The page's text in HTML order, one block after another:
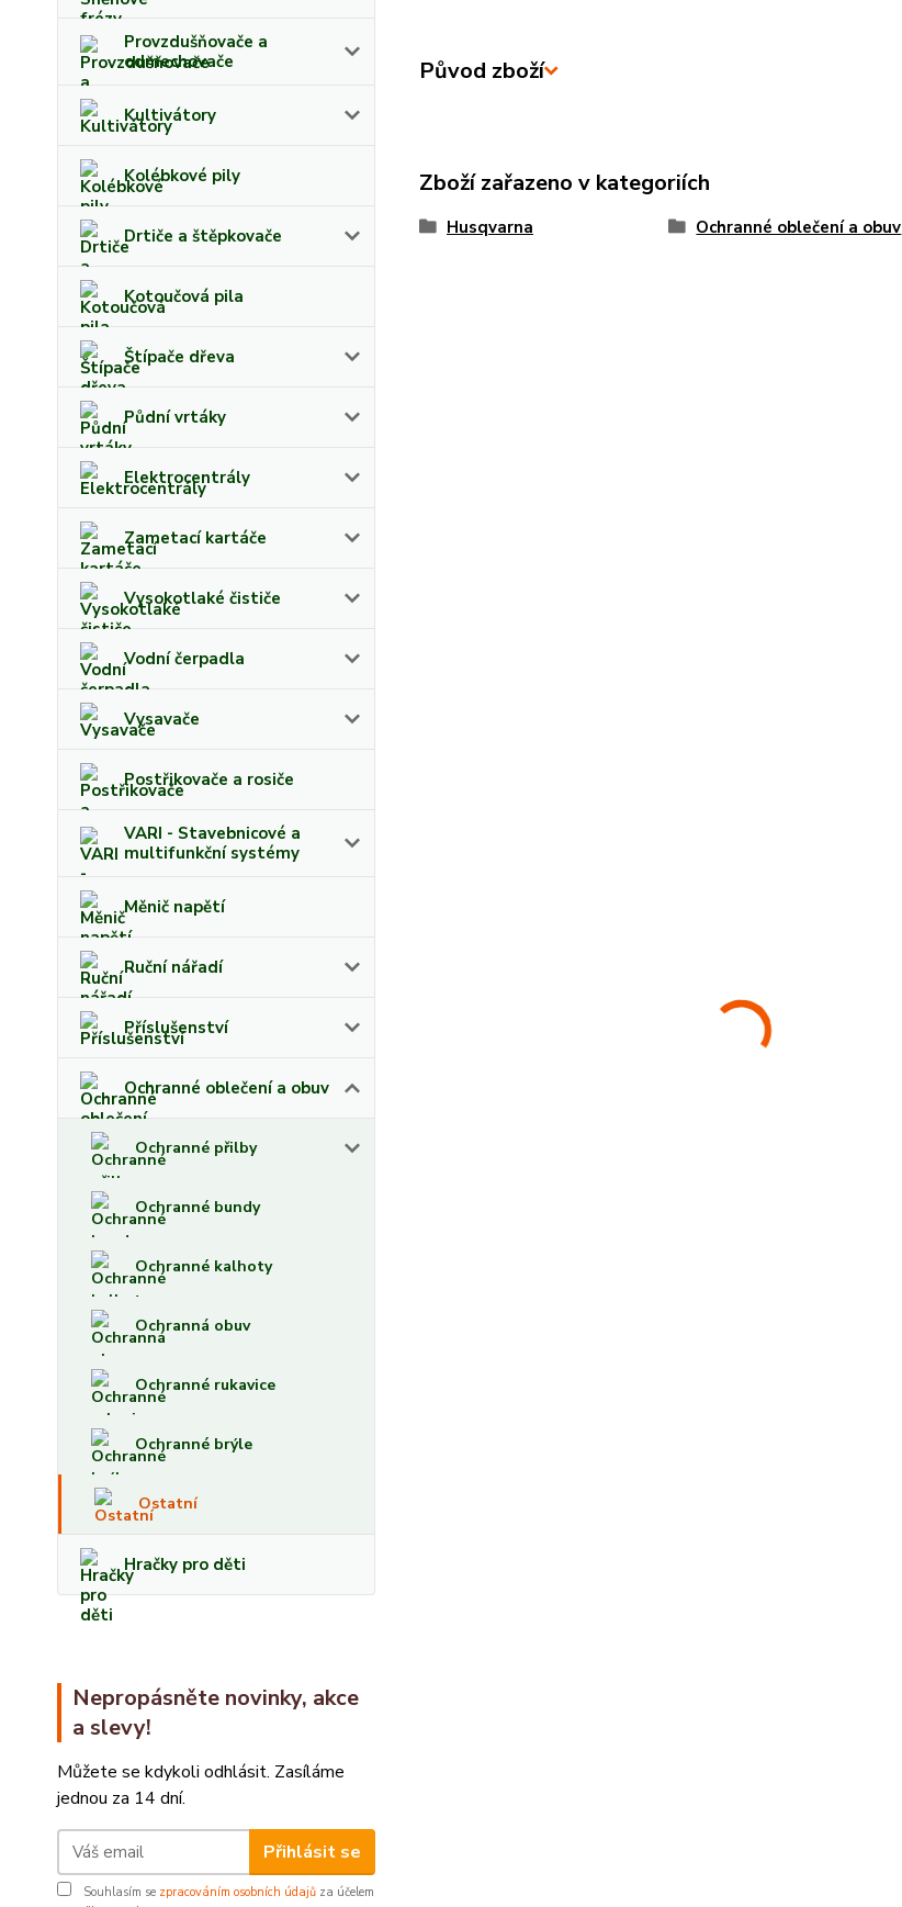
Provzdušňovače a
odmechovače
Kultivátory
Kolébkové pily
Drtiče a štěpkovače
Kotoučová pila
Štípače dřeva
Půdní vrtáky
Elektrocentrály
Zametací kartáče
Vysokotlaké čističe
Vodní čerpadla
Vysavače
Postřikovače a rosiče
VARI - Stavebnicové a
multifunkční systémy
Měnič napětí
Ruční nářadí
Příslušenství
Ochranné oblečení a obuv
Ochranné přilby
Ochranné bundy
Ochranné kalhoty
Ochranná obuv
Ochranné rukavice
Ochranné brýle
Ostatní
Hračky pro děti
Nepropásněte novinky, akce
a slevy!
Můžete se kdykoli odhlásit. Zasíláme
jednou za 14 dní.
Přihlásit se
Souhlasím se zpracováním osobních údajů za účelem
Původ zboží
Zboží zařazeno v kategoriích
Husqvarna Ochranné oblečení a obuv